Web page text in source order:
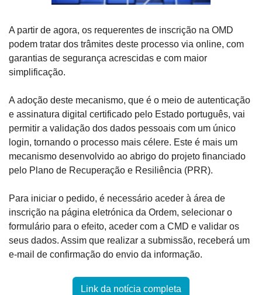
A partir de agora, os requerentes de inscrição na OMD
podem tratar dos trâmites deste processo via online, com
garantias de segurança acrescidas e com maior
simplificação.
A adoção deste mecanismo, que é o meio de autenticação
e assinatura digital certificado pelo Estado português, vai
permitir a validação dos dados pessoais com um único
login, tornando o processo mais célere. Este é mais um
mecanismo desenvolvido ao abrigo do projeto financiado
pelo Plano de Recuperação e Resiliência (PRR).
Para iniciar o pedido, é necessário aceder à área de
inscrição na página eletrónica da Ordem, selecionar o
formulário para o efeito, aceder com a CMD e validar os
seus dados. Assim que realizar a submissão, receberá um
e-mail de confirmação do envio da informação.
Link da notícia completa